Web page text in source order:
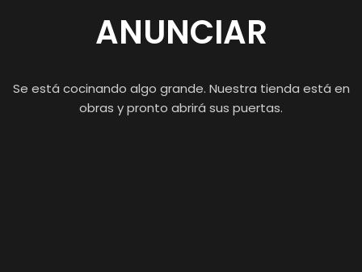
ANUNCIAR
Se está cocinando algo grande. Nuestra tienda está en
obras y pronto abrirá sus puertas.